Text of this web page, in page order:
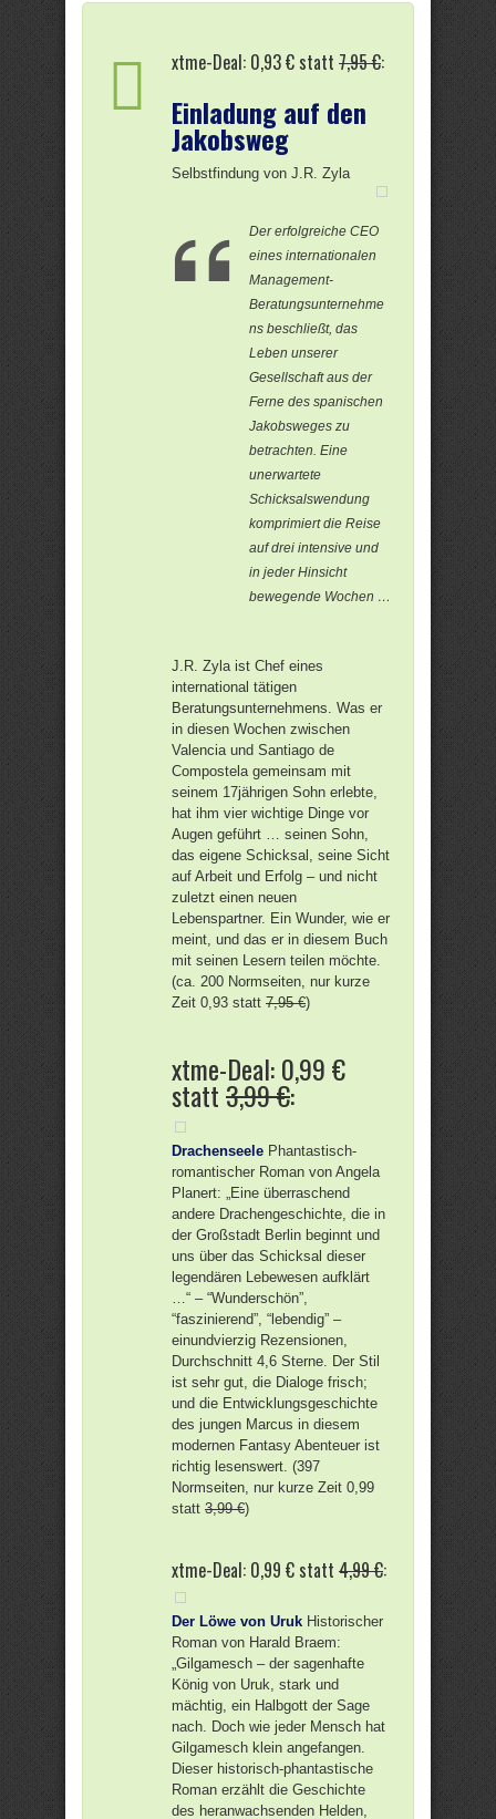
xtme-Deal: 0,93 € statt 7,95 €:
Einladung auf den
Jakobsweg
Selbstfindung von J.R. Zyla
Der erfolgreiche CEO
eines internationalen
Management-
Beratungsunternehme
ns beschließt, das
Leben unserer
Gesellschaft aus der
Ferne des spanischen
Jakobsweges zu
betrachten. Eine
unerwartete
Schicksalswendung
komprimiert die Reise
auf drei intensive und
in jeder Hinsicht
bewegende Wochen …
J.R. Zyla ist Chef eines
international tätigen
Beratungsunternehmens. Was er
in diesen Wochen zwischen
Valencia und Santiago de
Compostela gemeinsam mit
seinem 17jährigen Sohn erlebte,
hat ihm vier wichtige Dinge vor
Augen geführt … seinen Sohn,
das eigene Schicksal, seine Sicht
auf Arbeit und Erfolg – und nicht
zuletzt einen neuen
Lebenspartner. Ein Wunder, wie er
meint, und das er in diesem Buch
mit seinen Lesern teilen möchte.
(ca. 200 Normseiten, nur kurze
Zeit 0,93 statt 7,95 €)
xtme-Deal: 0,99 €
statt3,99 €:
Drachenseele Phantastisch-
romantischer Roman von Angela
Planert: „Eine überraschend
andere Drachengeschichte, die in
der Großstadt Berlin beginnt und
uns über das Schicksal dieser
legendären Lebewesen aufklärt
…“ – “Wunderschön”,
“faszinierend”, “lebendig” –
einundvierzig Rezensionen,
Durchschnitt 4,6 Sterne. Der Stil
ist sehr gut, die Dialoge frisch;
und die Entwicklungsgeschichte
des jungen Marcus in diesem
modernen Fantasy Abenteuer ist
richtig lesenswert. (397
Normseiten, nur kurze Zeit 0,99
statt 3,99 €)
xtme-Deal: 0,99 € statt 4,99 €:
Der Löwe von Uruk Historischer
Roman von Harald Braem:
„Gilgamesch – der sagenhafte
König von Uruk, stark und
mächtig, ein Halbgott der Sage
nach. Doch wie jeder Mensch hat
Gilgamesch klein angefangen.
Dieser historisch-phantastische
Roman erzählt die Geschichte
des heranwachsenden Helden,